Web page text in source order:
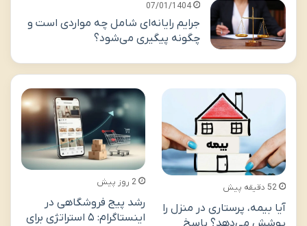
07/01/1404
جرایم رایانه‌ای شامل چه مواردی است و
چگونه پیگیری می‌شود؟
52 دقیقه پیش
آیا بیمه، پرستاری در منزل را
پوشش می‌دهد؟ پاسخ
2 روز پیش
رشد پیج فروشگاهی در
اینستاگرام: ۵ استراتژی برای